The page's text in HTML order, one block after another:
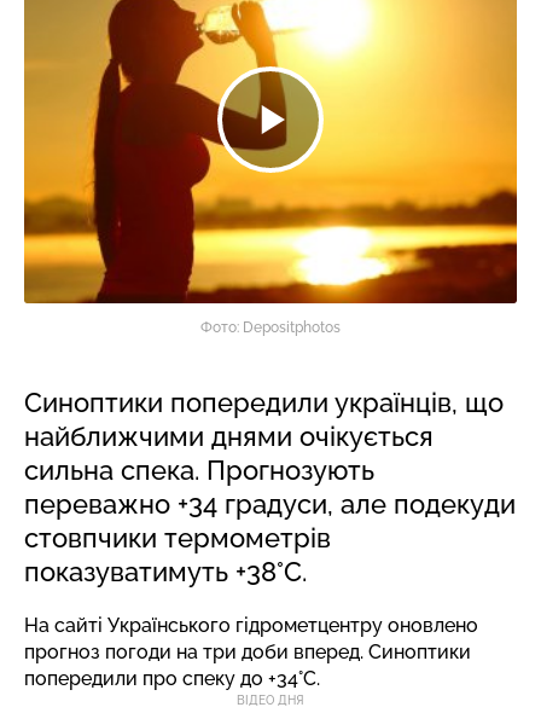
Фото: Depositphotos
Синоптики попередили українців, що
найближчими днями очікується
сильна спека. Прогнозують
переважно +34 градуси, але подекуди
стовпчики термометрів
показуватимуть +38°C.
На сайті Українського гідрометцентру оновлено
прогноз погоди на три доби вперед. Синоптики
попередили про спеку до +34°C.
ВІДЕО ДНЯ